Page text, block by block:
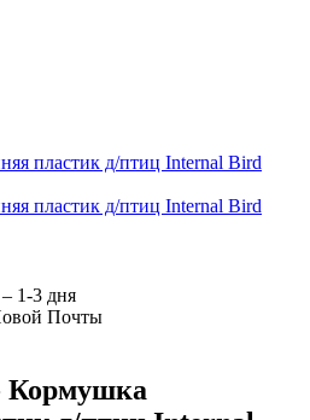
1-3 дня
Почты
Кормушка